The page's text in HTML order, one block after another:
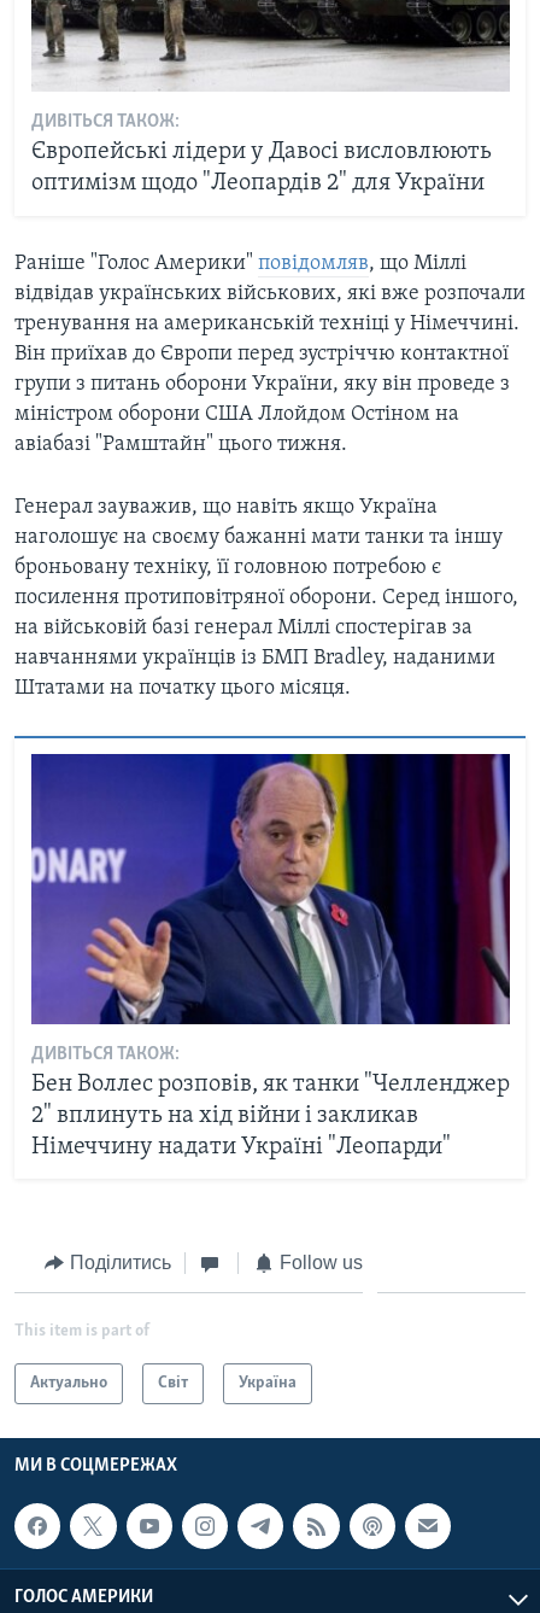
ДИВІТЬСЯ ТАКОЖ:
Європейські лідери у Давосі висловлюють
оптимізм щодо "Леопардів 2" для України
Раніше "Голос Америки" повідомляв, що Міллі
відвідав українських військових, які вже розпочали
тренування на американській техніці у Німеччині.
Він приїхав до Європи перед зустріччю контактної
групи з питань оборони України, яку він проведе з
міністром оборони США Ллойдом Остіном на
авіабазі "Рамштайн" цього тижня.
Генерал зауважив, що навіть якщо Україна
наголошує на своєму бажанні мати танки та іншу
броньовану техніку, її головною потребою є
посилення протиповітряної оборони. Серед іншого,
на військовій базі генерал Міллі спостерігав за
навчаннями українців із БМП Bradley, наданими
Штатами на початку цього місяця.
ДИВІТЬСЯ ТАКОЖ:
Бен Воллес розповів, як танки "Челленджер
2" вплинуть на хід війни і закликав
Німеччину надати Україні "Леопарди"
Поділитись Follow us
This item is part of
Актуально Світ Україна
МИ В СОЦМЕРЕЖАХ
ГОЛОС АМЕРИКИ